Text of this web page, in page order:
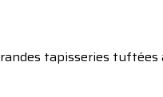
tapisseries tuftées